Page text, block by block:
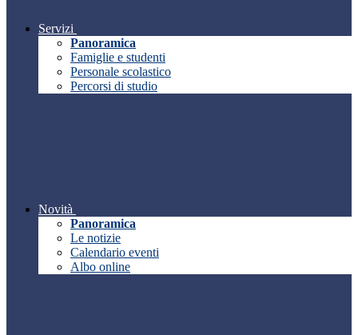
Servizi
Panoramica
Famiglie e studenti
Personale scolastico
Percorsi di studio
Novità
Panoramica
Le notizie
Calendario eventi
Albo online